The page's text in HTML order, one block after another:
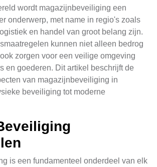
wordt magazijnbeveiliging een
onderwerp, met name in regio's zoals
en handel van groot belang zijn.
kunnen niet alleen bedrog
zorgen voor een veilige omgeving
en goederen. Dit artikel beschrijft de
van magazijnbeveiliging in
beveiliging tot moderne
is een fundamenteel onderdeel van elk